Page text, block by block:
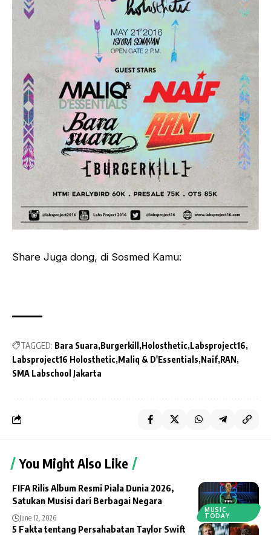
Share Juga dong, di Sosmed Kamu:
TAGGED: Bara Suara Burgerkill Holosthetic Labsproject16
Labsproject16 Holosthetic Maliq & D'Essentials Naif RAN
SMA Labschool Jakarta
You Might Also Like
MUSIC
TODAY
FIFA Rilis Album Resmi Piala Dunia 2026,
Satukan Musisi dari Berbagai Negara
June 12, 2026
5 Fakta tentang Persahabatan Taylor Swift